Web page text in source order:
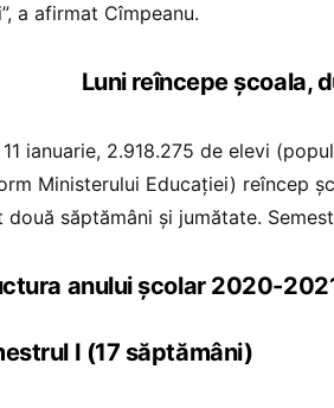
a afirmat Cîmpeanu.
Luni reîncepe școala,
11 ianuarie, 2.918.275 de elevi
Ministerului Educației) reîncep
două săptămâni și jumătate.
anului școlar 2020-
I (17 săptămâni)